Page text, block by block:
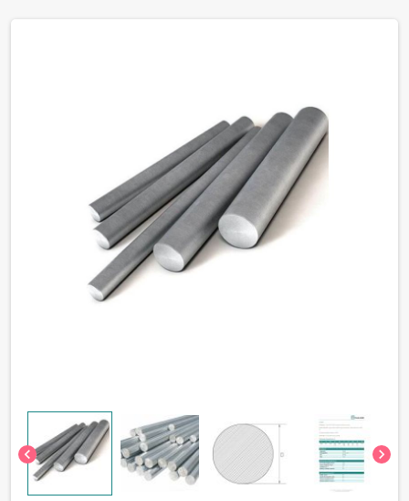
chevron_left chevron_right